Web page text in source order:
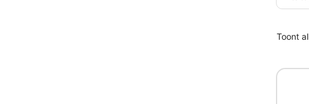
Toont